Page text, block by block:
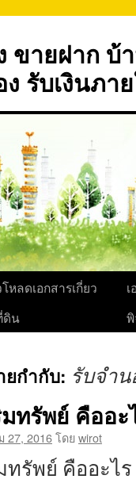
ขายฝาก บ้
รับเงินภา
หลดเอกสารเกี่ยว
ดิน
ยกำกับ: รับจำ
ทรัพย์ คืออะ
27, 2016โดยwirot
ทรัพย์ คืออะ